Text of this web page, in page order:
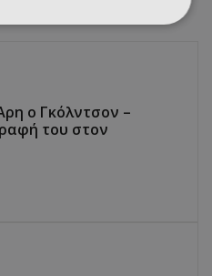
ο Γκόλντσον –
του στον